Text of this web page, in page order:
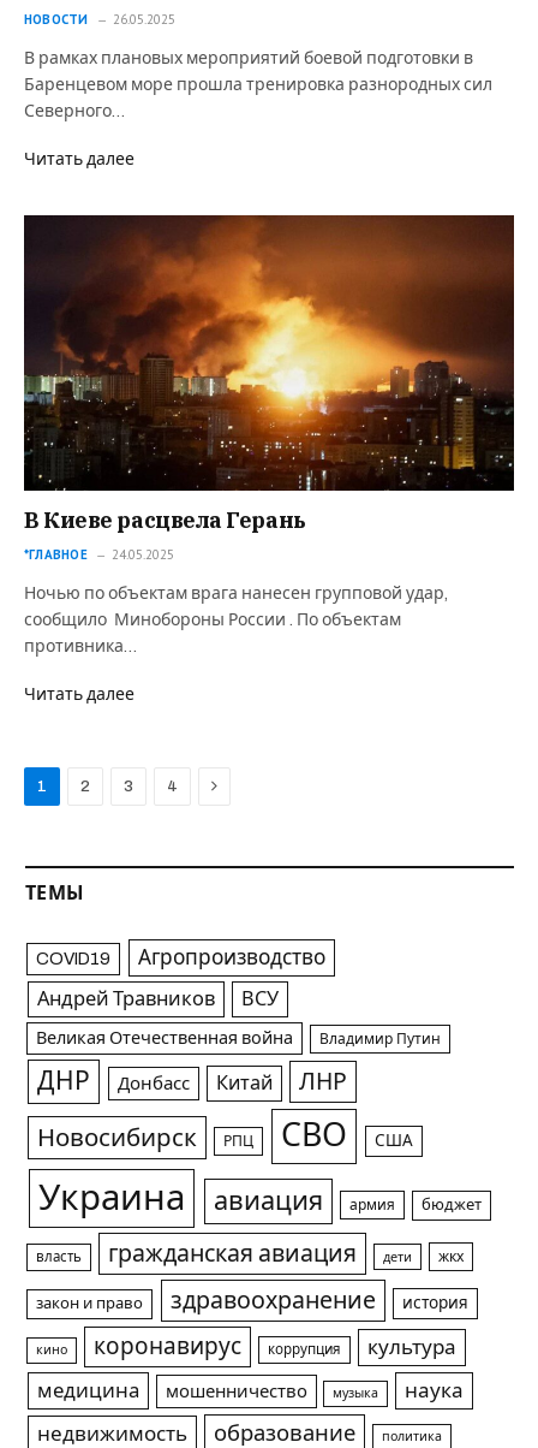
НОВОСТИ 26.05.2025
В рамках плановых мероприятий боевой подготовки в
Баренцевом море прошла тренировка разнородных сил
Северного…
Читать далее
В Киеве расцвела Герань
*ГЛАВНОЕ 24.05.2025
Ночью по объектам врага нанесен групповой удар,
сообщило Минобороны России . По объектам
противника…
Читать далее
1 2 3 4 Next
ТЕМЫ
COVID19 Агропроизводство
Андрей Травников ВСУ
Великая Отечественная война Владимир Путин
ДНР Донбасс Китай ЛНР
Новосибирск РПЦ СВО США
Украина авиация армия бюджет
власть гражданская авиация дети жкх
закон и право здравоохранение история
кино коронавирус коррупция
культура
медицина
мошенничество музыка
наука
недвижимость
образование политика